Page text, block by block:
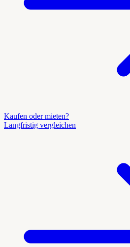
Kaufen oder mieten?
Langfristig vergleichen